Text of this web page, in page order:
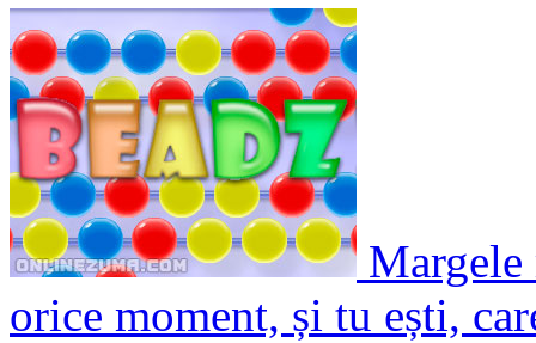
orice moment, și tu ești,